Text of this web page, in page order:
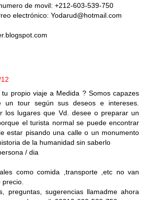
de movil: +212-603-539-750
electrónico: Yodarud@hotmail.com
propio viaje a Medida ? Somos capazes
un tour según sus deseos e intereses.
los lugares que Vd. desee o preparar un
el turista normal se puede encontrar
estar pisando una calle o un monumento
de la humanidad sin saberlo
/ dia
como comida ,transporte ,etc no van
preguntas, sugerencias llamadme ahora